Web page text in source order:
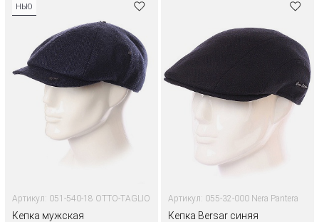
НЬЮ
Артикул: 051-540-18 OTTO-TAGLIO
Кепка мужская
Артикул: 055-32-000 Nera Pantera
Кепка Bersar синяя